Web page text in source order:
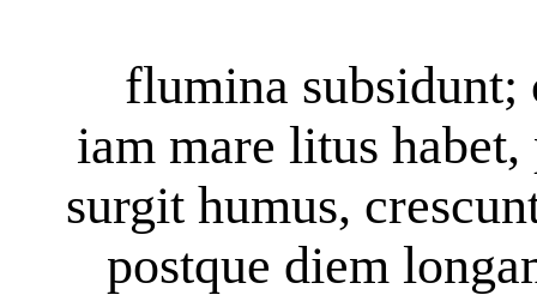
flumina subsidunt;
iam mare litus
surgit humus,
postque diem